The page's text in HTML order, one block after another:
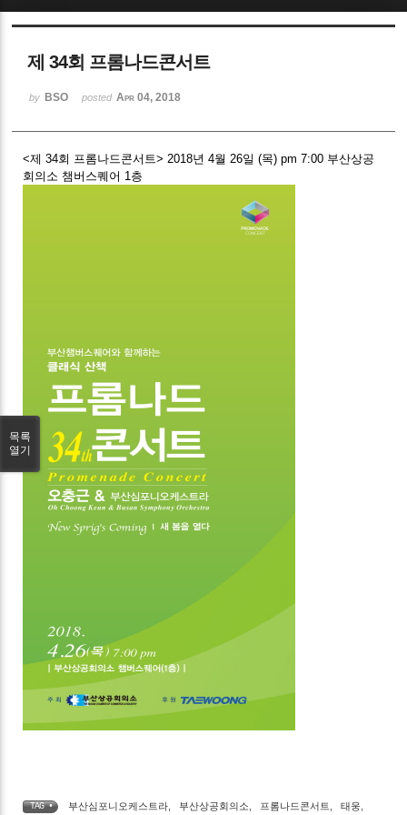
제 34회 프롬나드콘서트
by BSO posted Apr 04, 2018
<제 34회 프롬나드콘서트> 2018년 4월 26일 (목) pm 7:00 부산상공
회의소 챔버스퀘어 1층
TAG • 부산심포니오케스트라 부산상공회의소 프롬나드콘서트 태웅
목록
열기
Sketchbook5, 스케치북5
Sketchbook5, 스케치북5